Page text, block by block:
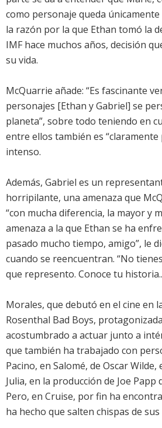
como personaje queda
la razón por la que Ethan tomó la
IMF hace muchos años, decisión
su vida.
McQuarrie añade: “Es fascinante
personajes [Ethan y Gabriel] se
planeta”, sobre todo teniendo en
entre ellos también es
intenso.
Además, Gabriel es un
horripilante, una amenaza que
“con mucha diferencia, la mayor y
amenaza a la que Ethan se ha
pasado mucho tiempo, amigo”, le
cuando se reencuentran. “No
que represento. Conoce tu
Morales, que debutó en el cine en
Rosenthal Bad Boys,
acostumbrado a actuar junto a
que también ha trabajado con
Pacino, en Salomé, de Oscar Wilde,
Julia, en la producción de Joe Papp
Pero, en Cruise, por fin ha
ha hecho que salten chispas de